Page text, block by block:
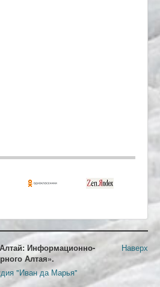
Наверх
Информационно-
Алтая».
"Иван да Марья"